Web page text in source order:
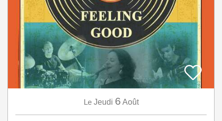
Le Jeudi 6 Août